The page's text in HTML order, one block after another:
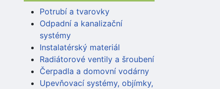
Potrubí a tvarovky
Odpadní a kanalizační
systémy
Instalatérský materiál
Radiátorové ventily a šroubení
Čerpadla a domovní vodárny
Upevňovací systémy, objímky,